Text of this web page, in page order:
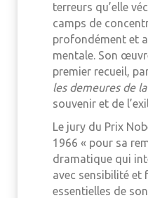
terreurs qu’elle
camps de
profondément et
mentale. Son
premier recueil,
les demeures de
souvenir et de
Le jury du Prix
1966 « pour sa
dramatique qui
avec sensibilité et
essentielles de